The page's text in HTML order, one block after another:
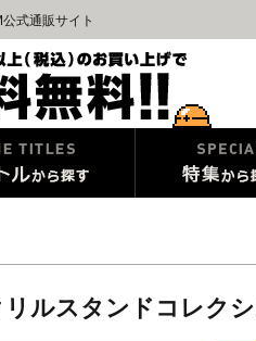
式通販サイト
ルスタンドコレク